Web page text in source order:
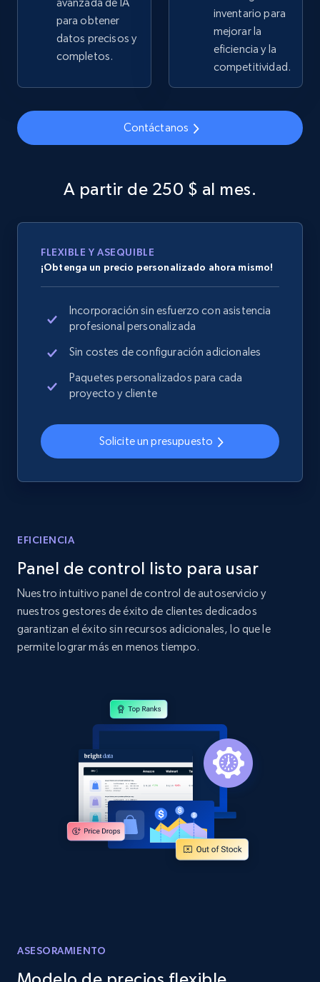
more.
2.5K+ 359+ Comenzar ahora
Google Shopping
URL, Product id, Title, Product description,
Google Shopping - collects products from
URL, Product id, Title, Product description,
Rating, Reviews count, Images, Variations, and
more.
2.4K+ 202+
Home Depot US
URL, Domain, Country code, Model number,
Home Depot US - Gather data on products
using specified keywords
355+ Comenzar ahora
Home Depot US - Discover products by
specified URL
URL, Domain, Country code, Model number,
Sku, Product id, Product name, Manufacturer,
Home Depot US - Discover products by
para obtener
datos precisos y
completos.
inventario para
mejorar la
eficiencia y la
competitividad.
Contáctanos
A partir de 250 $ al mes.
FLEXIBLE Y ASEQUIBLE
¡Obtenga un precio personalizado ahora mismo!
Incorporación sin esfuerzo con asistencia
profesional personalizada
Sin costes de configuración adicionales
Paquetes personalizados para cada
proyecto y cliente
Solicite un presupuesto
EFICIENCIA
Panel de control listo para usar
Nuestro intuitivo panel de control de autoservicio y
nuestros gestores de éxito de clientes dedicados
garantizan el éxito sin recursos adicionales, lo que le
permite lograr más en menos tiempo.
ASESORAMIENTO